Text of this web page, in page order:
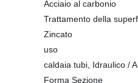
Acciaio al carbonio
Trattamento della
Zincato
uso
caldaia tubi, Idraulico /
Forma Sezione